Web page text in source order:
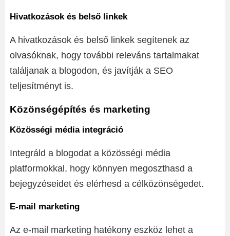
Hivatkozások és belső linkek
A hivatkozások és belső linkek segítenek az
olvasóknak, hogy további releváns tartalmakat
találjanak a blogodon, és javítják a SEO
teljesítményt is.
Közönségépítés és marketing
Közösségi média integráció
Integráld a blogodat a közösségi média
platformokkal, hogy könnyen megoszthasd a
bejegyzéseidet és elérhesd a célközönségedet.
E-mail marketing
Az e-mail marketing hatékony eszköz lehet a